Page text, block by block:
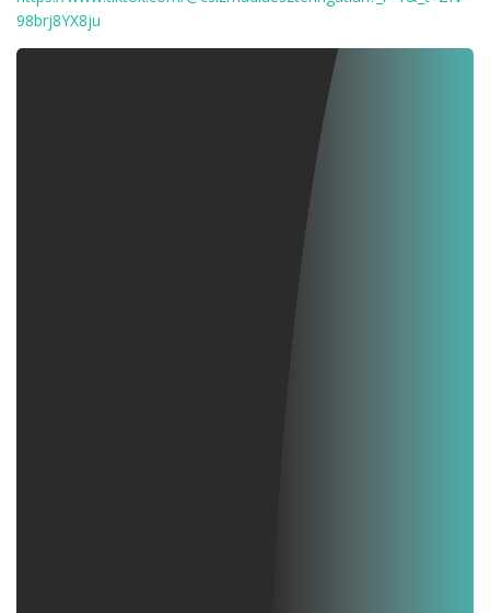
98brj8YX8ju